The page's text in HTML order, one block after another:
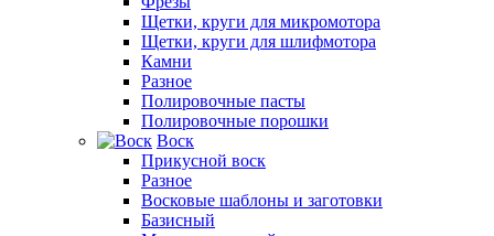
Щетки, круги для микромотора
Щетки, круги для шлифмотора
Камни
Разное
Полировочные пасты
Полировочные порошки
Воск
Прикусной воск
Разное
Восковые шаблоны и заготовки
Базисный